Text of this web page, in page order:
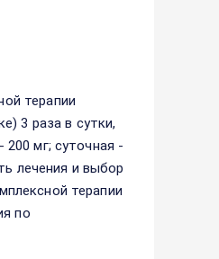
терапии
3 раза в сутки,
мг; суточная -
лечения и выбор
терапии
по